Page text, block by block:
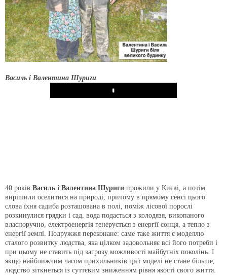
Василь і Валентина Шуриги
Play
40 років Василь і Валентина Шуриги прожили у Києві, а потім
вирішили оселитися на природі, причому в прямому сенсі цього
слова їхня садиба розташована в полі, поміж лісової порослі
розкинулися грядки і сад, вода подається з колодязя, викопаного
власноручно, електроенергія генерується з енергії сонця, а тепло з
енергії землі. Подружжя переконане: саме таке життя є моделлю
сталого розвитку людства, яка цілком задовольняє всі його потреби і
при цьому не ставить під загрозу можливості майбутніх поколінь. І
якщо найближчим часом прихильників цієї моделі не стане більше,
людство зіткнеться із суттєвим зниженням рівня якості свого життя.